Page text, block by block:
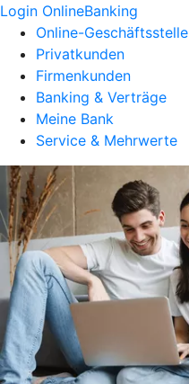
Login OnlineBanking
Online-Geschäftsstelle
Privatkunden
Firmenkunden
Banking & Verträge
Meine Bank
Service & Mehrwerte